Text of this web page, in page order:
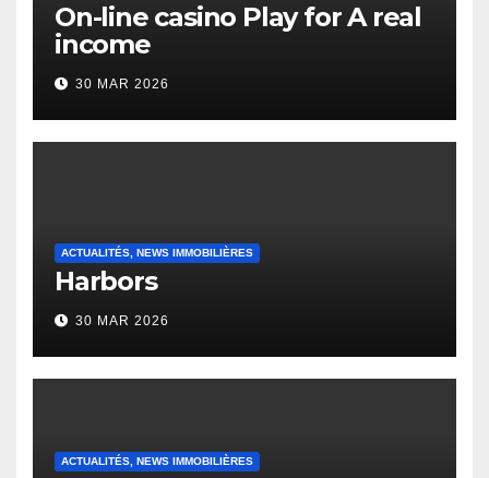
On-line casino Play for A real
income
30 MAR 2026
ACTUALITÉS, NEWS IMMOBILIÈRES
Harbors
30 MAR 2026
ACTUALITÉS, NEWS IMMOBILIÈRES